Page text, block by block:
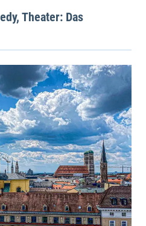
Theater: Das